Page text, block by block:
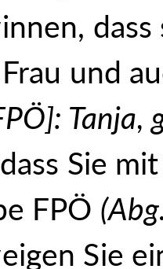
und
Tanja,
Sie
FPÖ
Sie